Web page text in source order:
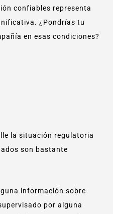
confiables representa
¿Pondrías tu
en esas condiciones?
la situación regulatoria
son bastante
información sobre
por alguna